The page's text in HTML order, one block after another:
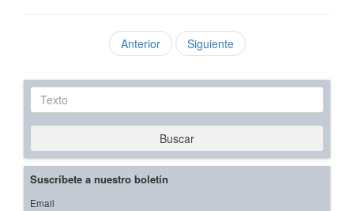
Anterior Siguiente
Texto
Buscar
Suscríbete a nuestro boletín
Email